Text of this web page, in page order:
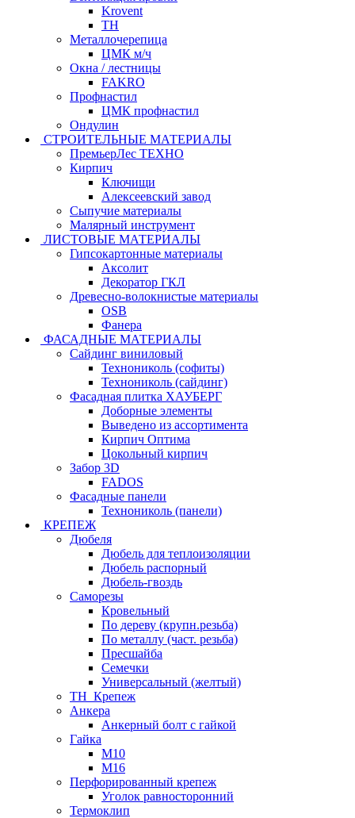
Krovent
ТН
Металлочерепица
ЦМК м/ч
Окна / лестницы
FAKRO
Профнастил
ЦМК профнастил
Ондулин
СТРОИТЕЛЬНЫЕ МАТЕРИАЛЫ
ПремьерЛес ТЕХНО
Кирпич
Ключищи
Алексеевский завод
Сыпучие материалы
Малярный инструмент
ЛИСТОВЫЕ МАТЕРИАЛЫ
Гипсокартонные материалы
Аксолит
Декоратор ГКЛ
Древесно-волокнистые материалы
OSB
Фанера
ФАСАДНЫЕ МАТЕРИАЛЫ
Сайдинг виниловый
Технониколь (софиты)
Технониколь (сайдинг)
Фасадная плитка ХАУБЕРГ
Доборные элементы
Выведено из ассортимента
Кирпич Оптима
Цокольный кирпич
Забор 3D
FADOS
Фасадные панели
Технониколь (панели)
КРЕПЕЖ
Дюбеля
Дюбель для теплоизоляции
Дюбель распорный
Дюбель-гвоздь
Саморезы
Кровельный
По дереву (крупн.резьба)
По металлу (част. резьба)
Пресшайба
Семечки
Универсальный (желтый)
ТН_Крепеж
Анкера
Анкерный болт с гайкой
Гайка
М10
М16
Перфорированный крепеж
Уголок равносторонний
Термоклип